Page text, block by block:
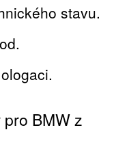
stavu.
BMW z